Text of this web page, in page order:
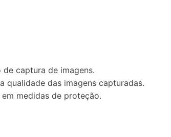
captura de imagens.
qualidade das imagens capturadas.
medidas de proteção.